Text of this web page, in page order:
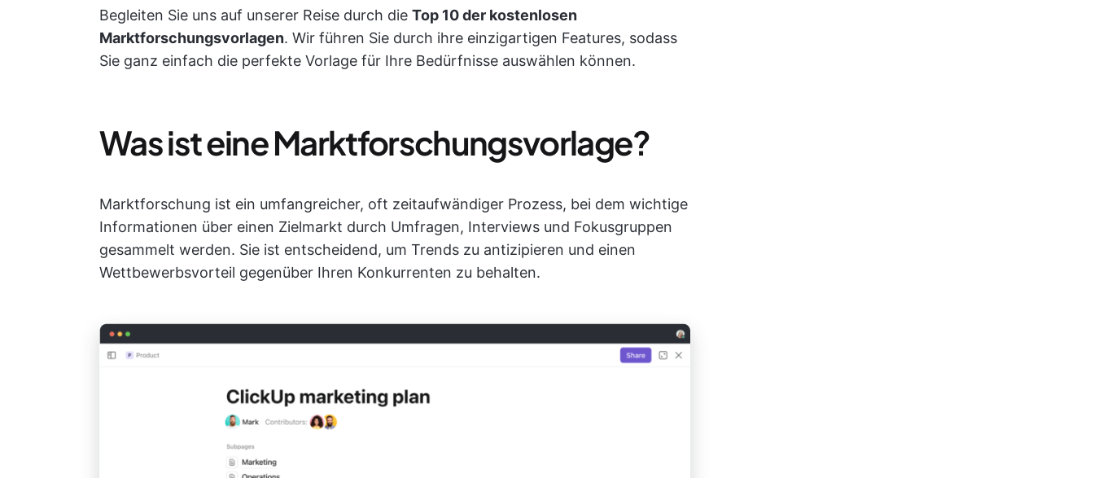
Begleiten Sie uns auf unserer Reise durch die Top 10 der kostenlosen
Marktforschungsvorlagen. Wir führen Sie durch ihre einzigartigen Features, sodass
Sie ganz einfach die perfekte Vorlage für Ihre Bedürfnisse auswählen können.
Was ist eine Marktforschungsvorlage?
Marktforschung ist ein umfangreicher, oft zeitaufwändiger Prozess, bei dem wichtige
Informationen über einen Zielmarkt durch Umfragen, Interviews und Fokusgruppen
gesammelt werden. Sie ist entscheidend, um Trends zu antizipieren und einen
Wettbewerbsvorteil gegenüber Ihren Konkurrenten zu behalten.